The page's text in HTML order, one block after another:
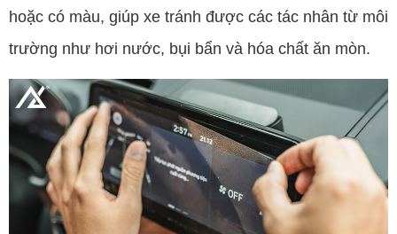
hoặc có màu, giúp xe tránh được các tác nhân từ môi
trường như hơi nước, bụi bẩn và hóa chất ăn mòn.